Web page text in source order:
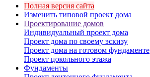
Полная версия сайта
Изменить типовой проект дома
Проектирование домов
Индивидуальный проект дома
Проект дома по своему эскизу
Проект дома на готовом фундаменте
Проект цокольного этажа
Фундаменты